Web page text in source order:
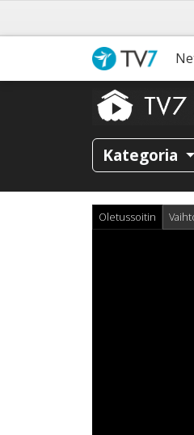
Kategoria
Oletussoitin